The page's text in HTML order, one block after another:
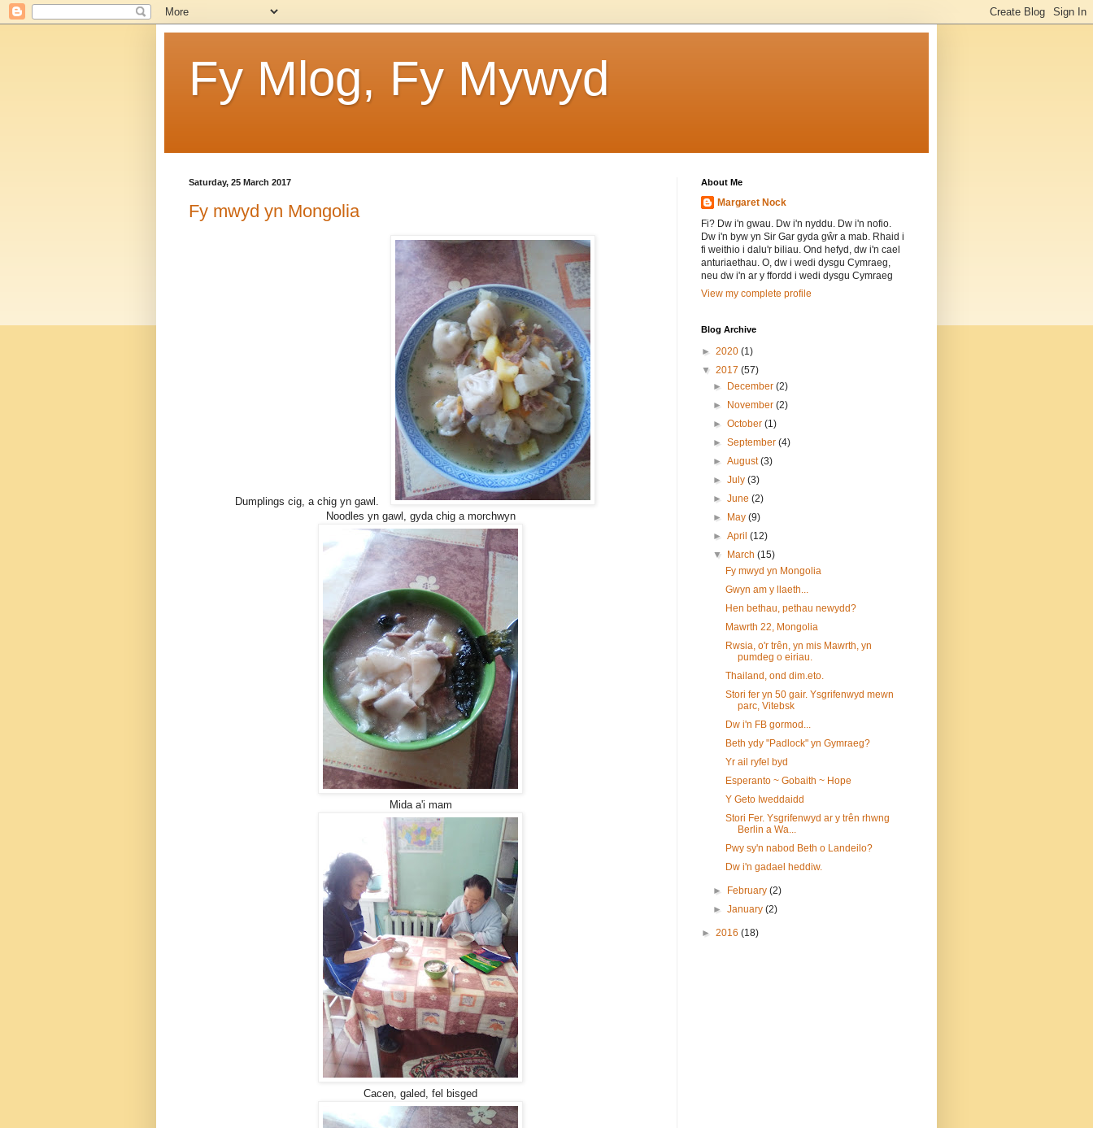
Fy Mlog, Fy Mywyd
Saturday, 25 March 2017
Fy mwyd yn Mongolia
Dumplings cig, a chig yn gawl.
Noodles yn gawl, gyda chig a morchwyn
Mida a'i mam
Cacen, galed, fel bisged
About Me
Margaret Nock
Fi? Dw i'n gwau. Dw i'n nyddu. Dw i'n nofio.
Dw i'n byw yn Sir Gar gyda gŵr a mab. Rhaid i
fi weithio i dalu'r biliau. Ond hefyd, dw i'n cael
anturiaethau. O, dw i wedi dysgu Cymraeg,
neu dw i'n ar y ffordd i wedi dysgu Cymraeg
View my complete profile
Blog Archive
► 2020 (1)
▼ 2017 (57)
►
December(2)
►
November(2)
►October(1)
►September(4)
►August(3)
►July(3)
►June(2)
►
May(9)
►April(12)
▼
March(15)
Fy mwyd yn Mongolia
Gwyn am y llaeth...
Hen bethau, pethau newydd?
Mawrth 22, Mongolia
Rwsia, o'r trên, yn mis Mawrth, yn
pumdeg o eiriau.
Thailand, ond dim.eto.
Stori fer yn 50 gair. Ysgrifenwyd mewn
parc, Vitebsk
Dw i'n FB gormod...
Beth ydy "Padlock" yn Gymraeg?
Yr ail ryfel byd
Esperanto ~ Gobaith ~ Hope
Y Geto Iweddaidd
Stori Fer. Ysgrifenwyd ar y trên rhwng
Berlin a Wa...
Pwy sy'n nabod Beth o Landeilo?
Dw i'n gadael heddiw.
► February(2)
►January(2)
► 2016 (18)